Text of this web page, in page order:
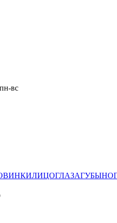
вс
ЛИЦОГЛАЗАГУБЫ